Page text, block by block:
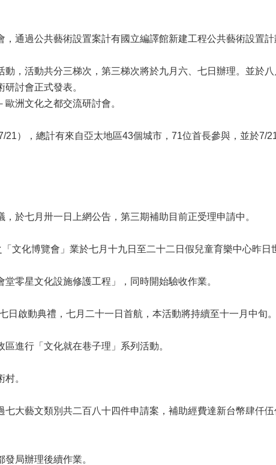
通過公共藝術設置案計有國立編譯館新建工程公共藝術設置計
，活動共分三梯次，第三梯次將於九月六、七日辦理。並於
討會正式發表。
洲文化之都交流研討會。
），總計有來自亞太地區43個城市，71位首長參與，並於7/
於七月卅一日上網公告，第三期補助目前正受理申請中。
文化博覽會」業於七月十九日至二十二日假兒童育樂中心昨日
零星文化設施修護工程」，同時開始驗收作業。
日啟動典禮，七月二十一日首航，本活動將持續至十一月中旬。
進行「文化就在巷子理」系列活動。
。
大藝文類別共二百八十四件申請案，補助經費達新台幣肆仟
局辦理後續作業。